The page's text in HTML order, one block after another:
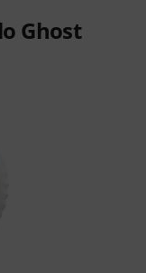
Ghost